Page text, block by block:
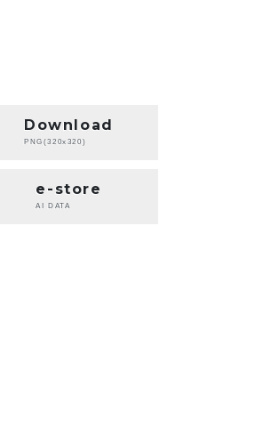
Download
PNG(320x320)
e-store
AI DATA